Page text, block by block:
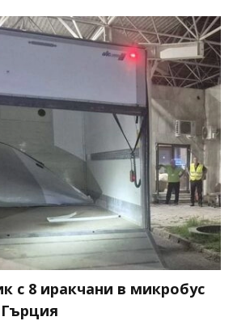
с 8 иракчани в микробус